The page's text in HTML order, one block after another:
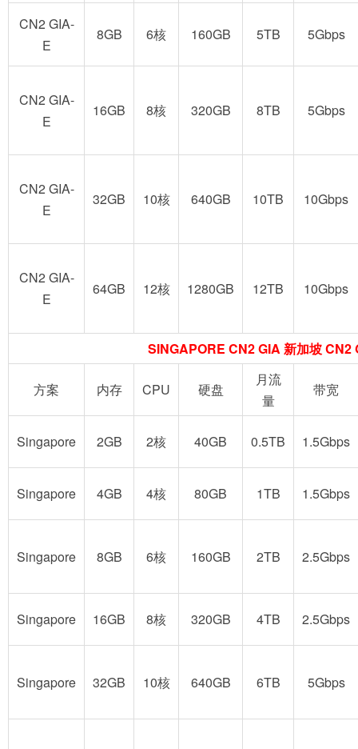
CN2 GIA-
E
8GB 6核 160GB 5TB 5Gbps
CN2 GIA-
E
16GB 8核 320GB 8TB 5Gbps
CN2 GIA-
E
32GB 10核 640GB 10TB 10Gbps
CN2 GIA-
E
64GB 12核 1280GB 12TB 10Gbps
SINGAPORE CN2 GIA 新加坡 CN2
方案 内存 CPU 硬盘
月流
量
带宽
Singapore 2GB 2核 40GB 0.5TB 1.5Gbps
Singapore 4GB 4核 80GB 1TB 1.5Gbps
Singapore 8GB 6核 160GB 2TB 2.5Gbps
Singapore 16GB 8核 320GB 4TB 2.5Gbps
Singapore 32GB 10核 640GB 6TB 5Gbps